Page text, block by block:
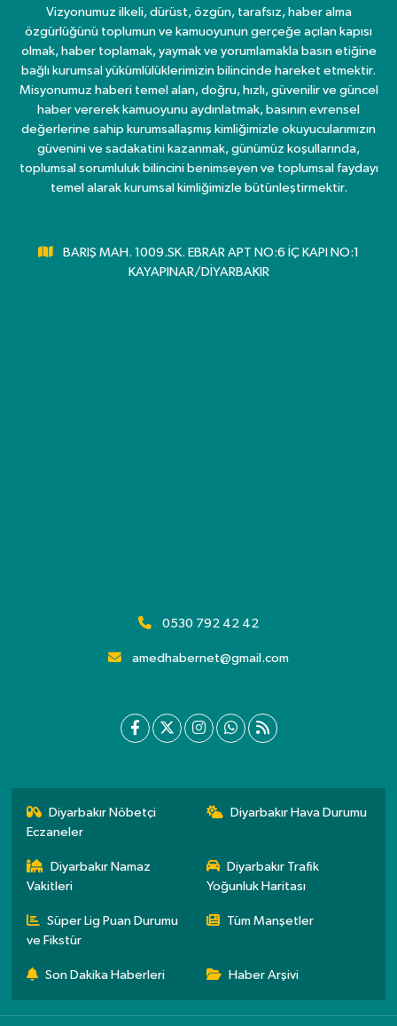
Vizyonumuz ilkeli, dürüst, özgün, tarafsız, haber alma
özgürlüğünü toplumun ve kamuoyunun gerçeğe açılan kapısı
olmak, haber toplamak, yaymak ve yorumlamakla basın etiğine
bağlı kurumsal yükümlülüklerimizin bilincinde hareket etmektir.
Misyonumuz haberi temel alan, doğru, hızlı, güvenilir ve güncel
haber vererek kamuoyunu aydınlatmak, basının evrensel
değerlerine sahip kurumsallaşmış kimliğimizle okuyucularımızın
güvenini ve sadakatini kazanmak, günümüz koşullarında,
toplumsal sorumluluk bilincini benimseyen ve toplumsal faydayı
temel alarak kurumsal kimliğimizle bütünleştirmektir.
BARIŞ MAH. 1009.SK. EBRAR APT NO:6 İÇ KAPI NO:1
KAYAPINAR/DİYARBAKIR
0530 792 42 42
amedhabernet@gmail.com
Diyarbakır Nöbetçi
Eczaneler
Diyarbakır Hava Durumu
Diyarbakır Namaz
Vakitleri
Diyarbakır Trafik
Yoğunluk Haritası
Süper Lig Puan Durumu
ve Fikstür
Tüm Manşetler
Son Dakika Haberleri Haber Arşivi